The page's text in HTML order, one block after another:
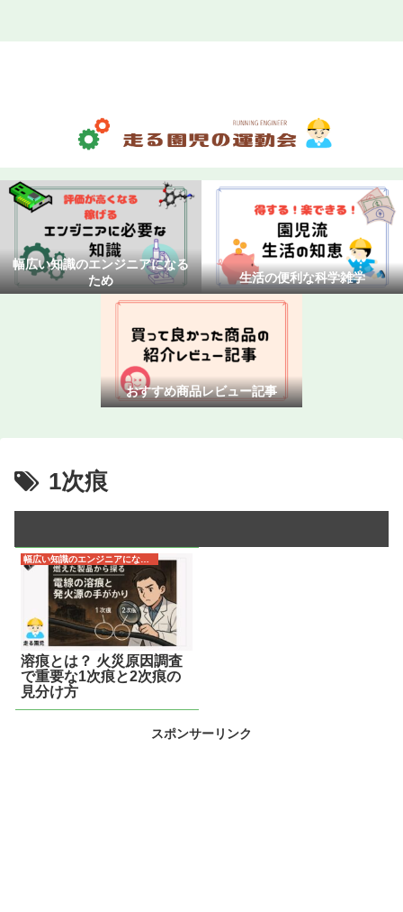
幅広い知識のエンジニアになる
ため
生活の便利な科学雑学
おすすめ商品レビュー記事
1次痕
幅広い知識のエンジニアになるため
溶痕とは？ 火災原因調査
で重要な1次痕と2次痕の
見分け方
スポンサーリンク